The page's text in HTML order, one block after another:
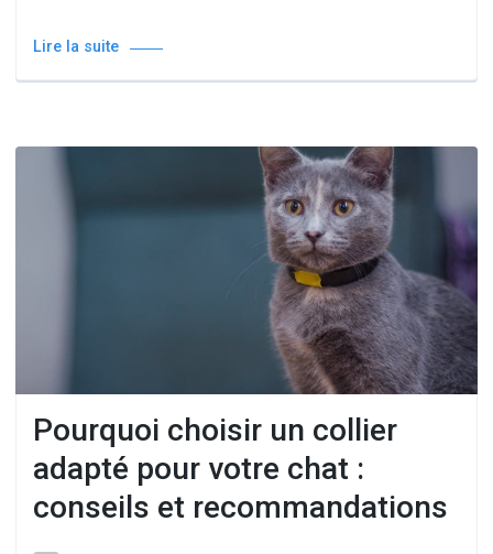
Lire la suite
Pourquoi choisir un collier
adapté pour votre chat :
conseils et recommandations